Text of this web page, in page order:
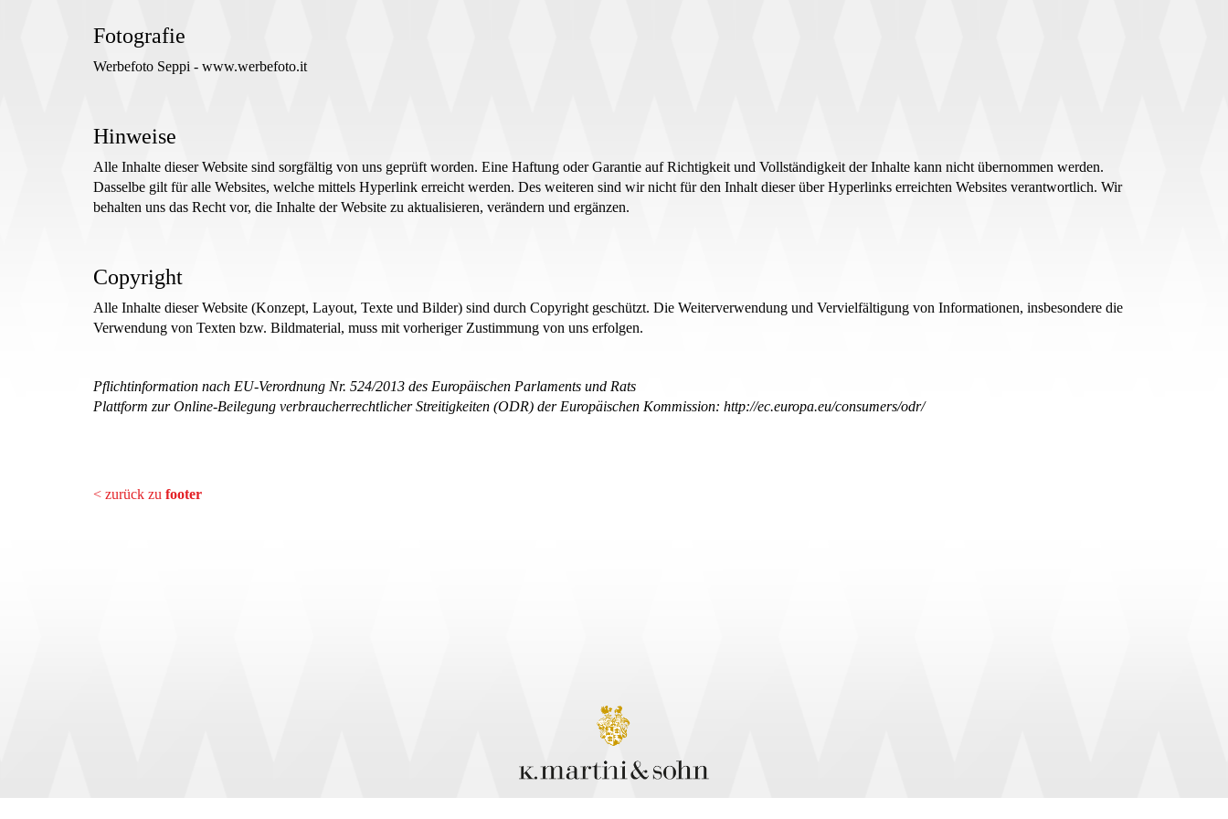
Fotografie
Werbefoto Seppi - www.werbefoto.it
Hinweise
Alle Inhalte dieser Website sind sorgfältig von uns geprüft worden. Eine Haftung oder Garantie auf Richtigkeit und Vollständigkeit der Inhalte kann nicht übernommen werden.
Dasselbe gilt für alle Websites, welche mittels Hyperlink erreicht werden. Des weiteren sind wir nicht für den Inhalt dieser über Hyperlinks erreichten Websites verantwortlich. Wir
behalten uns das Recht vor, die Inhalte der Website zu aktualisieren, verändern und ergänzen.
Copyright
Alle Inhalte dieser Website (Konzept, Layout, Texte und Bilder) sind durch Copyright geschützt. Die Weiterverwendung und Vervielfältigung von Informationen, insbesondere die
Verwendung von Texten bzw. Bildmaterial, muss mit vorheriger Zustimmung von uns erfolgen.
Pflichtinformation nach EU-Verordnung Nr. 524/2013 des Europäischen Parlaments und Rats
Plattform zur Online-Beilegung verbraucherrechtlicher Streitigkeiten (ODR) der Europäischen Kommission: http://ec.europa.eu/consumers/odr/
< zurück zu footer